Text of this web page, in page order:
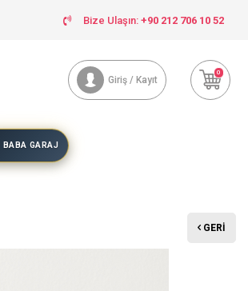
Bize Ulaşın: +90 212 706 10 52
Giriş / Kayıt
0
BABA GARAJ
GERI